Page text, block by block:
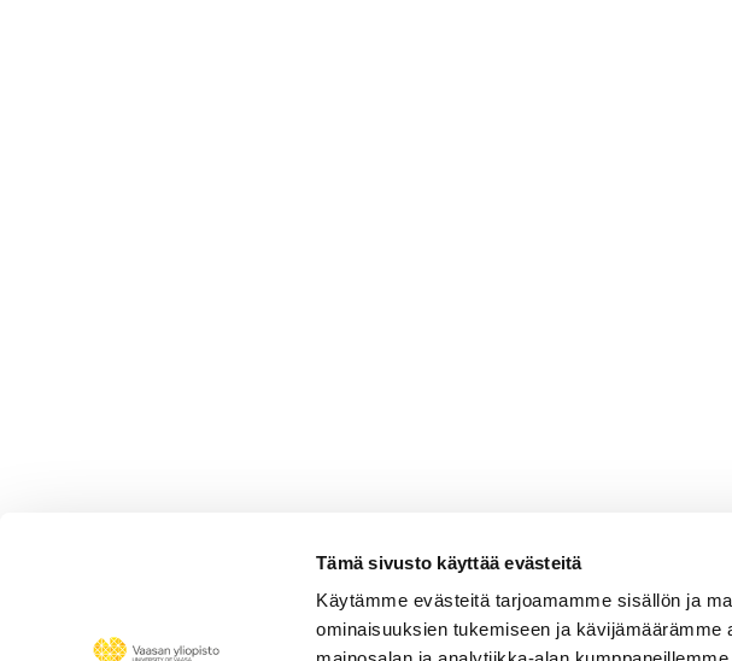
Tämä sivusto käyttää evästeitä
Käytämme evästeitä tarjoamamme sisällön ja
ominaisuuksien tukemiseen ja
Ville-Pekka Niskanen - Toteutus & tiede